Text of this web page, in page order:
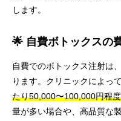
します。
🌟 自費ボトックスの
自費でのボトックス注射は
ります。クリニックによっ
たり50,000〜100,000円程
量が多い場合や、高品質な